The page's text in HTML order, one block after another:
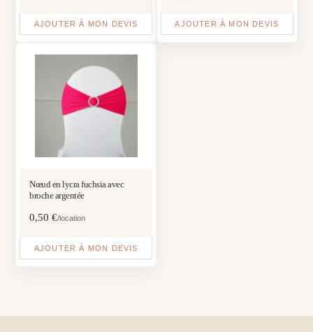
AJOUTER À MON DEVIS AJOUTER À MON DEVIS
Nœud en lycra fuchsia avec
broche argentée
0,50€/location
AJOUTER À MON DEVIS